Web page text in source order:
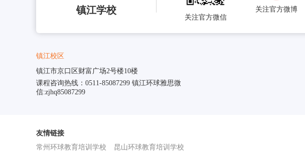
镇江学校
关注官方微信
关注官方微博
镇江校区
镇江市京口区财富广场2号楼10楼
课程咨询热线：0511-85087299 镇江环球雅思微
信:zjhq85087299
友情链接
常州环球教育培训学校
昆山环球教育培训学校